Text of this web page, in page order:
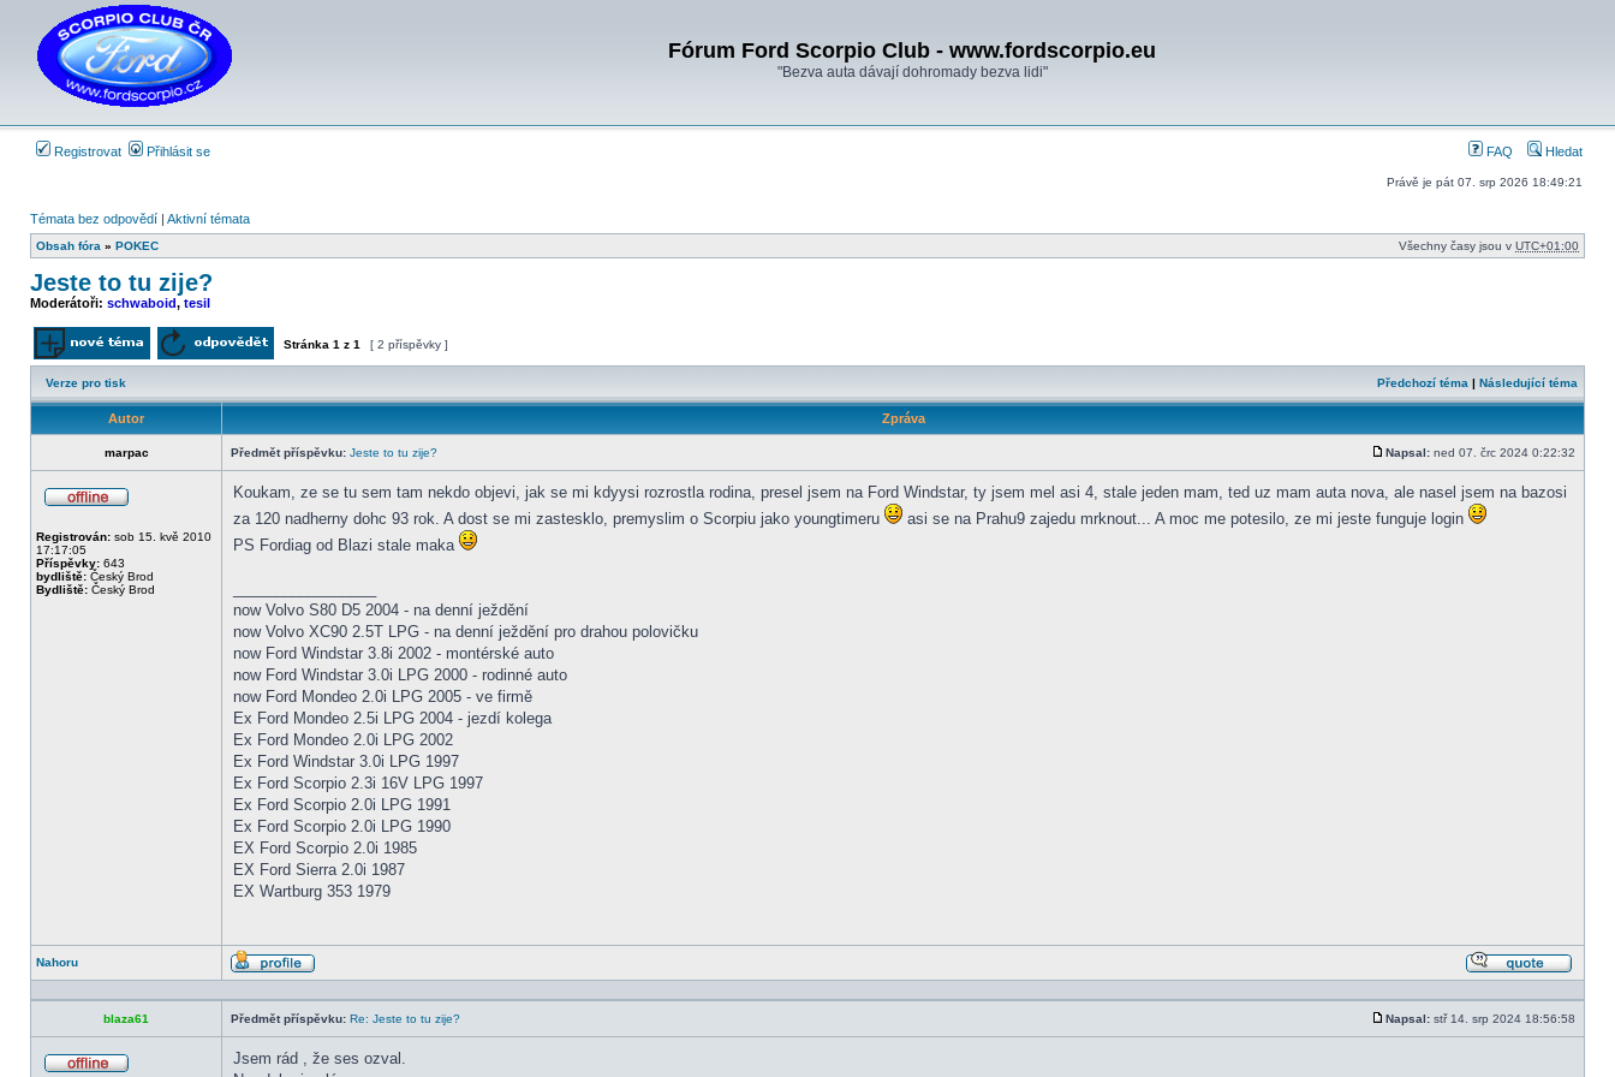
Fórum Ford Scorpio Club - www.fordscorpio.eu
"Bezva auta dávají dohromady bezva lidi"
Registrovat Přihlásit se FAQ Hledat
Právě je pát 07. srp 2026 18:49:21
Témata bez odpovědí | Aktivní témata
Obsah fóra » POKEC Všechny časy jsou v UTC+01:00
Jeste to tu zije?
Moderátoři: schwaboid, tesil
Odeslat nové téma Odpovědět na téma
Stránka 1 z 1 [ 2 příspěvky ]
Verze pro tisk Předchozí téma | Následující téma
Autor Zpráva
marpac Předmět příspěvku: Jeste to tu zije?
Příspěvek
Napsal: ned 07. črc 2024 0:22:32
Registrován: sob 15. kvě 2010
17:17:05
Příspěvky: 643
bydliště: Český Brod
Bydliště: Český Brod
Koukam, ze se tu sem tam nekdo objevi, jak se mi kdyysi rozrostla rodina, presel jsem na Ford Windstar, ty jsem mel asi 4, stale jeden mam, ted uz mam auta nova, ale nasel jsem na bazosi
za 120 nadherny dohc 93 rok. A dost se mi zastesklo, premyslim o Scorpiu jako youngtimeru
asi se na Prahu9 zajedu mrknout... A moc me potesilo, ze mi jeste funguje login
PS Fordiag od Blazi stale maka
now Volvo S80 D5 2004 - na denní ježdění
now Volvo XC90 2.5T LPG - na denní ježdění pro drahou polovičku
now Ford Windstar 3.8i 2002 - montérské auto
now Ford Windstar 3.0i LPG 2000 - rodinné auto
now Ford Mondeo 2.0i LPG 2005 - ve firmě
Ex Ford Mondeo 2.5i LPG 2004 - jezdí kolega
Ex Ford Mondeo 2.0i LPG 2002
Ex Ford Windstar 3.0i LPG 1997
Ex Ford Scorpio 2.3i 16V LPG 1997
Ex Ford Scorpio 2.0i LPG 1991
Ex Ford Scorpio 2.0i LPG 1990
EX Ford Scorpio 2.0i 1985
EX Ford Sierra 2.0i 1987
EX Wartburg 353 1979
Nahoru
Profil
blaza61
Předmět příspěvku: Re: Jeste to tu zije?
Příspěvek
Napsal: stř 14. srp 2024 18:56:58
Jsem rád , že ses ozval.